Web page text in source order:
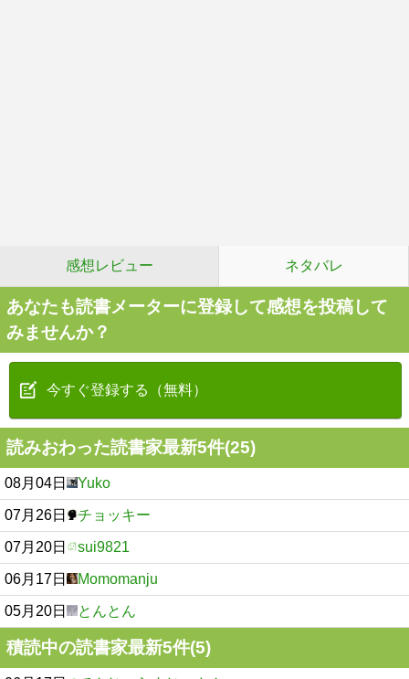
感想レビュー ネタバレ
あなたも読書メーターに登録して感想を投稿して
みませんか？
今すぐ登録する（無料）
読みおわった読書家最新5件(25)
08月04日 Yuko
07月26日 チョッキー
07月20日 sui9821
06月17日 Momomanju
05月20日 とんとん
積読中の読書家最新5件(5)